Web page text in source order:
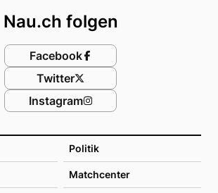
Politik
Matchcenter
Nau.ch folgen
Facebook
Twitter
Instagram